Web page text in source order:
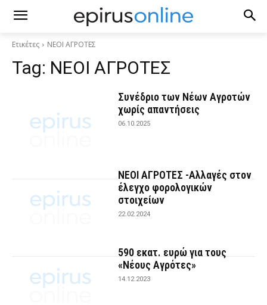
Ετικέτες ΝΕΟΙ ΑΓΡΟΤΕΣ
Tag: ΝΕΟΙ ΑΓΡΟΤΕΣ
Συνέδριο των Νέων Αγροτών
χωρίς απαντήσεις
06.10.2025
ΝΕΟΙ ΑΓΡΟΤΕΣ -Αλλαγές στον
έλεγχο φορολογικών
στοιχείων
22.02.2024
590 εκατ. ευρώ για τους
«Νέους Αγρότες»
14.12.2023